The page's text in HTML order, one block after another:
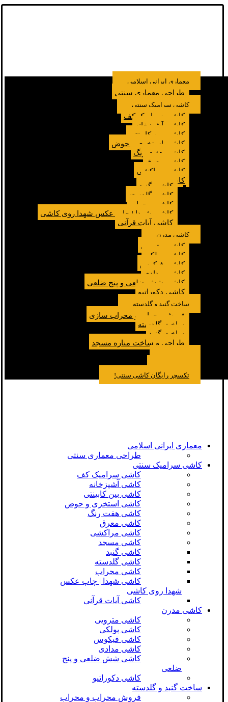
معماری ایرانی اسلامی
طراحی معماری سنتی
کاشی سرامیک سنتی
کاشی سرامیک کف
کاشی آشپزخانه
کاشی بین کابینتی
کاشی استخری و حوض
کاشی هفت رنگ
کاشی معرق
کاشی مراکشی
کاشی مسجد
کاشی گنبد
کاشی گلدسته
کاشی محراب
کاشی شهدا | چاپ عکس شهدا روی کاشی
کاشی آیات قرآنی
کاشی مدرن
کاشی مترویی
کاشی پولکی
کاشی فیکوس
کاشی مدادی
کاشی شش ضلعی و پنج ضلعی
کاشی دکوراتیو
ساخت گنبد و گلدسته
فروش محراب و محراب سازی
ساخت گلدسته
ساخت گنبد
طراحی و ساخت مناره مسجد
تکسچر رایگان کاشی سنتی!
معماری ایرانی اسلامی
طراحی معماری سنتی
کاشی سرامیک سنتی
کاشی سرامیک کف
کاشی آشپزخانه
کاشی بین کابینتی
کاشی استخری و حوض
کاشی هفت رنگ
کاشی معرق
کاشی مراکشی
کاشی مسجد
کاشی گنبد
کاشی گلدسته
کاشی محراب
کاشی شهدا | چاپ عکس
شهدا روی کاشی
کاشی آیات قرآنی
کاشی مدرن
کاشی مترویی
کاشی پولکی
کاشی فیکوس
کاشی مدادی
کاشی شش ضلعی و پنج
ضلعی
کاشی دکوراتیو
ساخت گنبد و گلدسته
فروش محراب و محراب